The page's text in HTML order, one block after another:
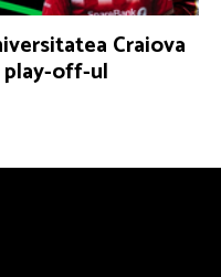
Craiova
play-off-ul